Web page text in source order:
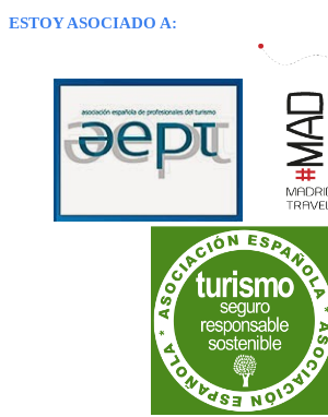
ESTOY ASOCIADO A: